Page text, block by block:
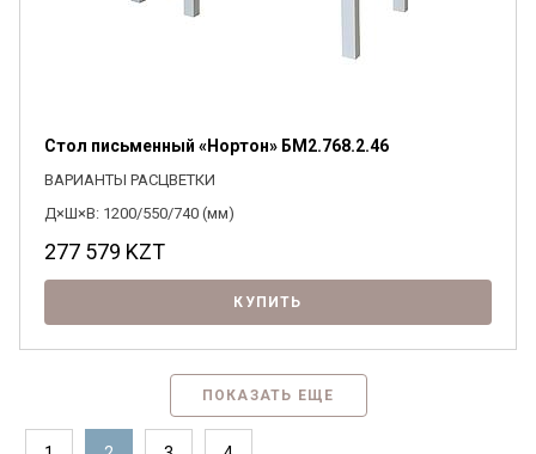
Стол письменный «Нортон» БМ2.768.2.46
ВАРИАНТЫ РАСЦВЕТКИ
Д×Ш×В: 1200/550/740 (мм)
277 579 KZT
КУПИТЬ
ПОКАЗАТЬ ЕЩЕ